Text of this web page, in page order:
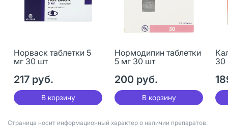
Норваск таблетки 5
мг 30 шт
217 руб.
В корзину
Нормодипин таблетки
5 мг 30 шт
200 руб.
В корзину
30
Страница носит информационный характер о наличии препаратов.